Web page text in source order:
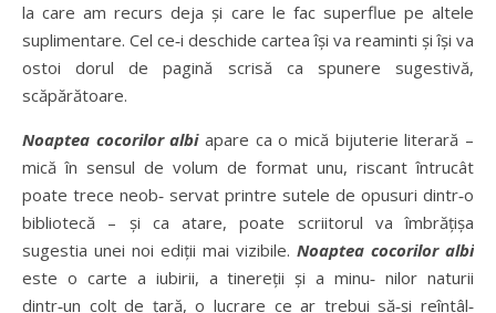
la care am recurs deja și care le fac superflue pe altele
suplimentare. Cel ce‑i deschide cartea își va reaminti și își va
ostoi dorul de pagină scrisă ca spunere sugestivă,
scăpărătoare.
Noaptea cocorilor albi apare ca o mică bijuterie literară –
mică în sensul de volum de format unu, riscant întrucât
poate trece neob‑ servat printre sutele de opusuri dintr‑o
bibliotecă – și ca atare, poate scriitorul va îmbrățișa
sugestia unei noi ediții mai vizibile. Noaptea cocorilor albi
este o carte a iubirii, a tinereții și a minu‑ nilor naturii
dintr‑un colț de țară, o lucrare ce ar trebui să‑și reîntâl‑